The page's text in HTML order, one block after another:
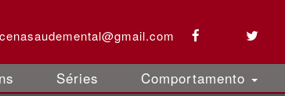
Séries Comportamento